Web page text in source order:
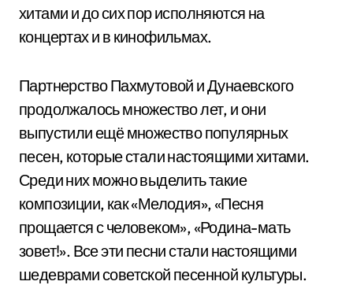
хитами и до сих пор исполняются на
концертах и в кинофильмах.
Партнерство Пахмутовой и Дунаевского
продолжалось множество лет, и они
выпустили ещё множество популярных
песен, которые стали настоящими хитами.
Среди них можно выделить такие
композиции, как «Мелодия», «Песня
прощается с человеком», «Родина-мать
зовет!». Все эти песни стали настоящими
шедеврами советской песенной культуры.